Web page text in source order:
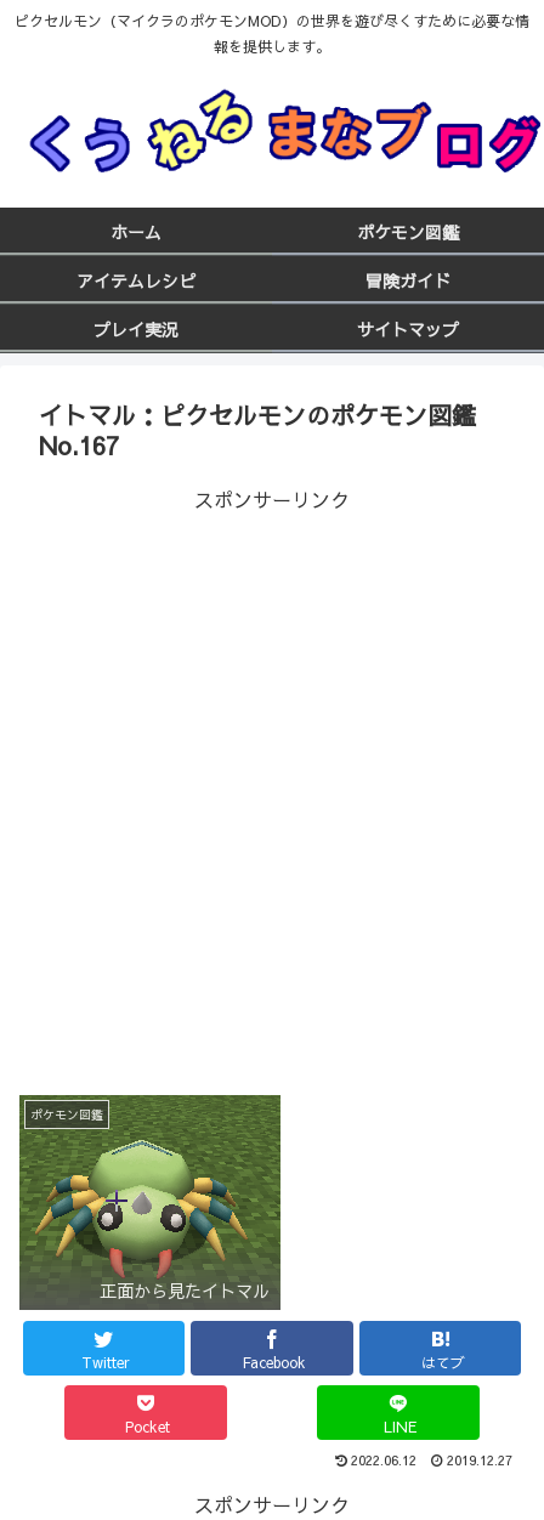
ピクセルモン（マイクラのポケモンMOD）の世界を遊び尽くすために必要な情
報を提供します。
ホーム
ポケモン図鑑
アイテムレシピ
冒険ガイド
プレイ実況
サイトマップ
イトマル：ピクセルモンのポケモン図鑑
No.167
スポンサーリンク
ポケモン図鑑
正面から見たイトマル
Twitter Facebook はてブ
Pocket LINE
2022.06.12 2019.12.27
スポンサーリンク